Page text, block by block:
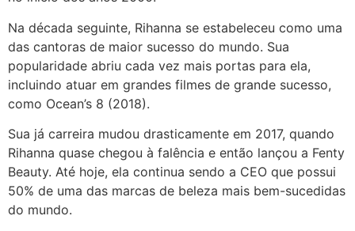
Na década seguinte, Rihanna se estabeleceu como uma
das cantoras de maior sucesso do mundo. Sua
popularidade abriu cada vez mais portas para ela,
incluindo atuar em grandes filmes de grande sucesso,
como Ocean’s 8 (2018).
Sua já carreira mudou drasticamente em 2017, quando
Rihanna quase chegou à falência e então lançou a Fenty
Beauty. Até hoje, ela continua sendo a CEO que possui
50% de uma das marcas de beleza mais bem-sucedidas
do mundo.